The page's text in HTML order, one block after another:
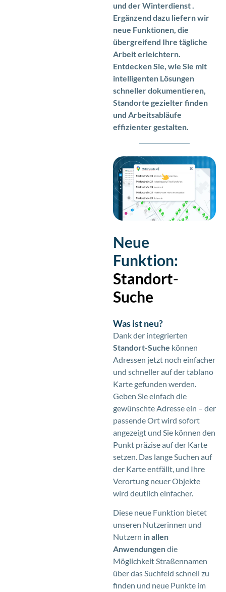
und der Winterdienst .
Ergänzend dazu liefern wir
neue Funktionen, die
übergreifend Ihre tägliche
Arbeit erleichtern.
Entdecken Sie, wie Sie mit
intelligenten Lösungen
schneller dokumentieren,
Standorte gezielter finden
und Arbeitsabläufe
effizienter gestalten.
Neue
Funktion:
Standort-
Suche
Was ist neu?
Dank der integrierten
Standort-Suche können
Adressen jetzt noch einfacher
und schneller auf der tablano
Karte gefunden werden.
Geben Sie einfach die
gewünschte Adresse ein – der
passende Ort wird sofort
angezeigt und Sie können den
Punkt präzise auf der Karte
setzen. Das lange Suchen auf
der Karte entfällt, und Ihre
Verortung neuer Objekte
wird deutlich einfacher.
Diese neue Funktion bietet
unseren Nutzerinnen und
Nutzern in allen
Anwendungendie
Möglichkeit Straßennamen
über das Suchfeld schnell zu
finden und neue Punkte im